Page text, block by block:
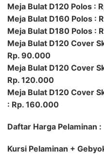
Meja Bulat D120 Polos :
Meja Bulat D160 Polos :
Meja Bulat D180 Polos :
Meja Bulat D120 Cover
Rp. 90.000
Meja Bulat D120 Cover
Rp. 120.000
Meja Bulat D120 Cover
: Rp. 160.000
Daftar Harga Pelaminan :
Kursi Pelaminan +